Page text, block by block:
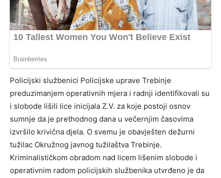
Policijski službenici Policijske uprave Trebinje
preduzimanjem operativnih mjera i radnji identifikovali su
i slobode lišili lice inicijala Z.V. za koje postoji osnov
sumnje da je prethodnog dana u večernjim časovima
izvršilo krivična djela. O svemu je obavješten dežurni
tužilac Okružnog javnog tužilaštva Trebinje.
Kriminalističkom obradom nad licem lišenim slobode i
operativnim radom policijskih službenika utvrđeno je da